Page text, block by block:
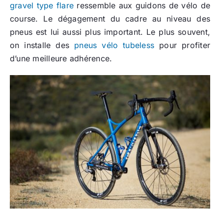
gravel type flare ressemble aux guidons de vélo de
course. Le dégagement du cadre au niveau des
pneus est lui aussi plus important. Le plus souvent,
on installe des pneus vélo tubeless pour profiter
d’une meilleure adhérence.